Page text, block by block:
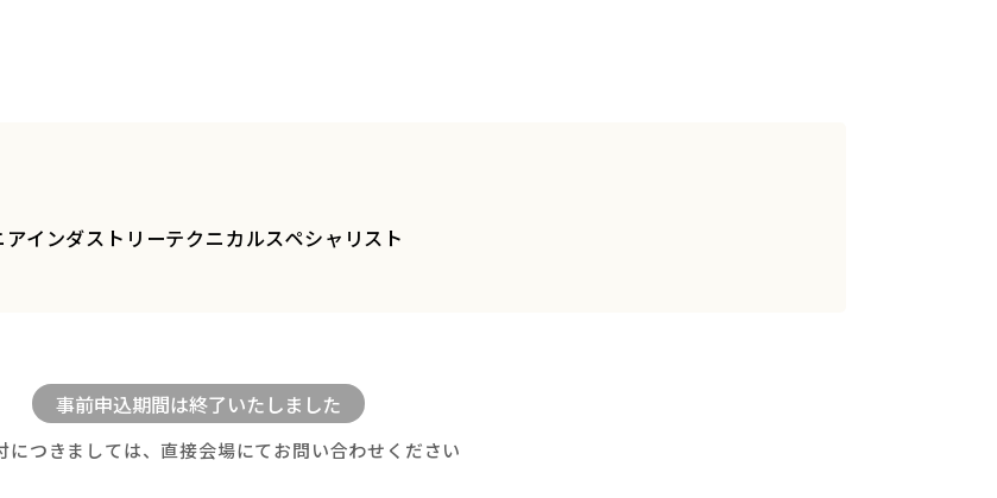
インダストリーテクニカルスペシャリスト
につきましては、直接会場にてお問い合わせください